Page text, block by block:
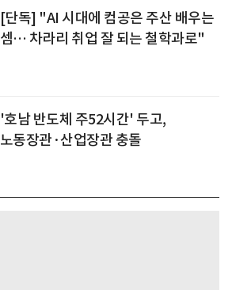
[단독] "AI 시대에 컴공은 주산 배우는
셈… 차라리 취업 잘 되는 철학과로"
'호남 반도체 주52시간' 두고,
노동장관·산업장관 충돌